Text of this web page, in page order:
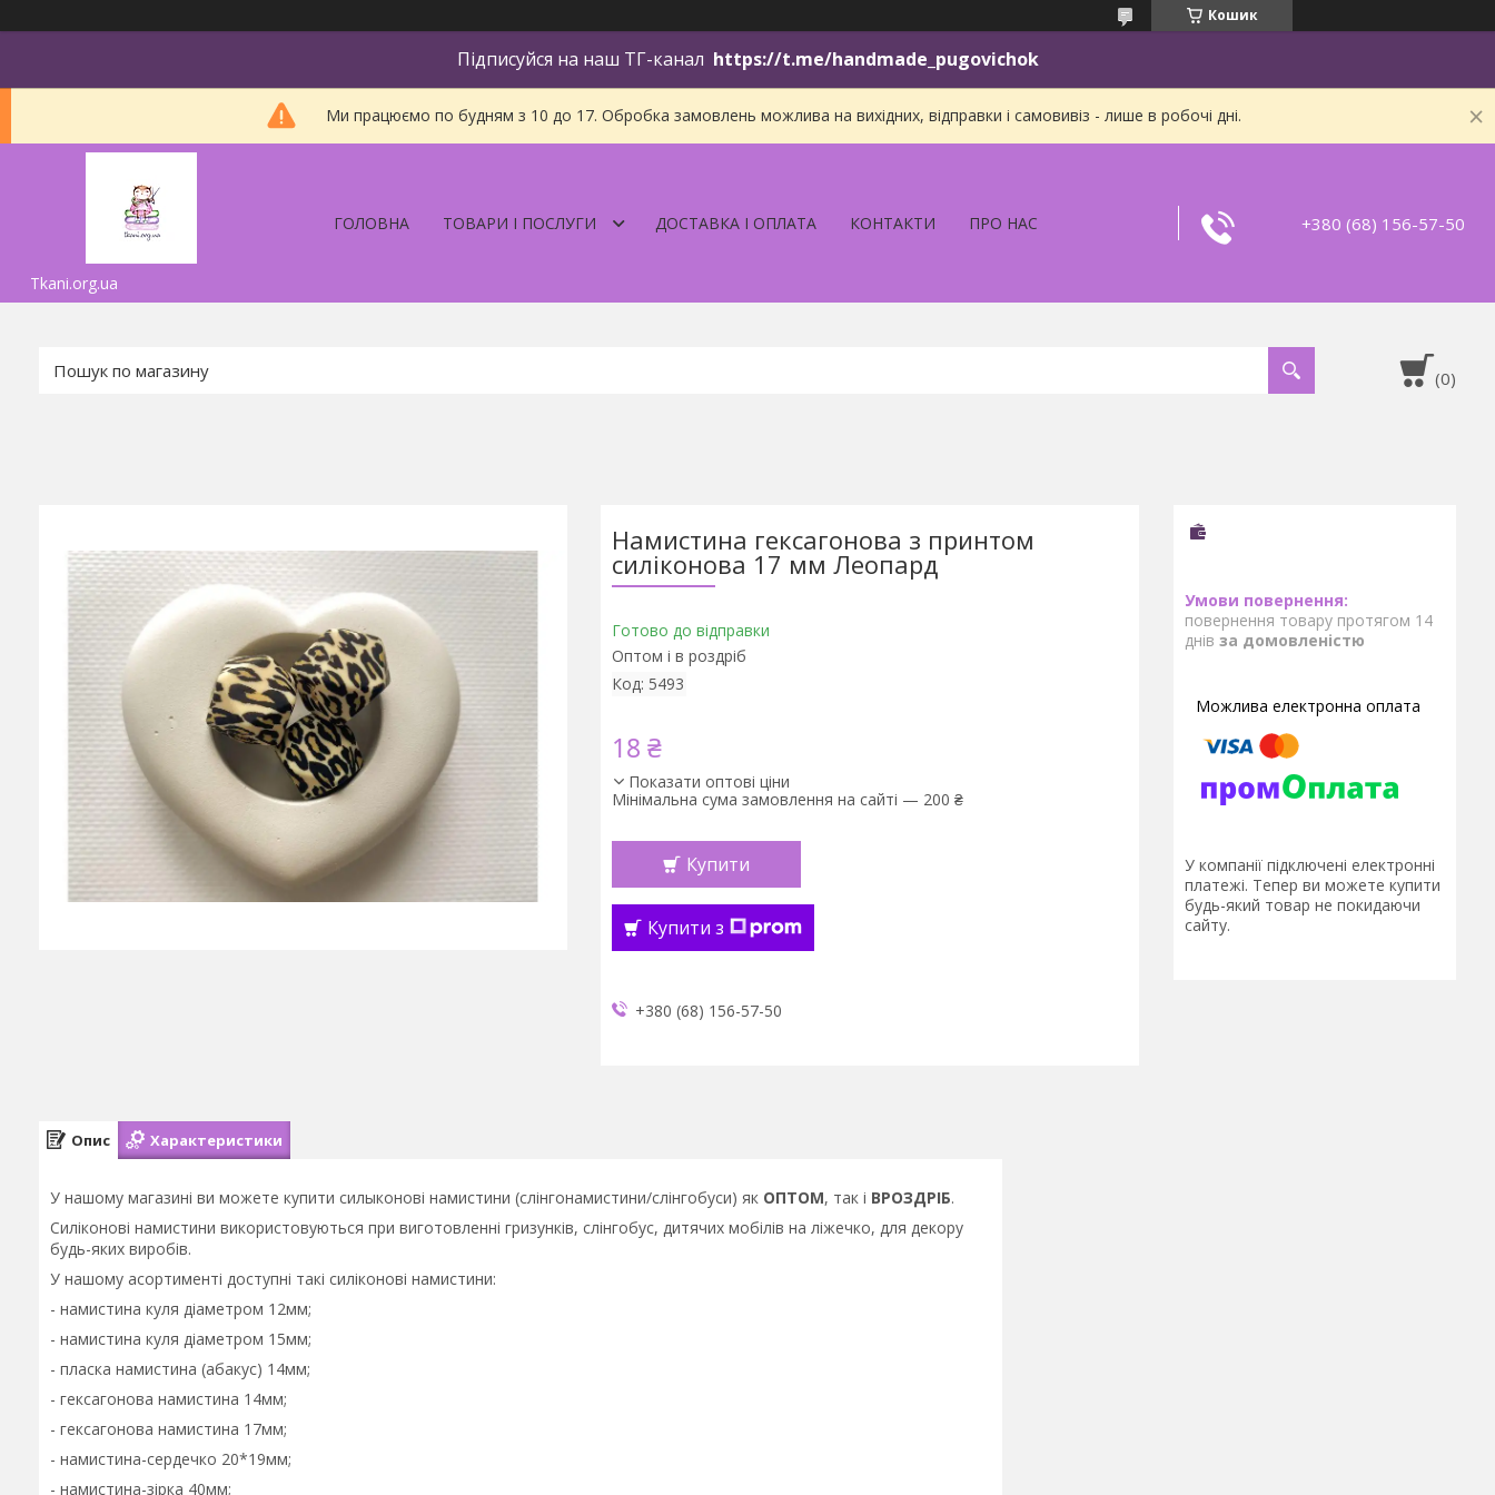
Кошик
Підписуйся на наш ТГ-канал https://t.me/handmade_pugovichok
Ми працюємо по будням з 10 до 17. Обробка замовлень можлива на вихідних, відправки і самовивіз - лише в робочі дні.
Tkani.org.ua
ГОЛОВНА ТОВАРИ І ПОСЛУГИ ДОСТАВКА І ОПЛАТА КОНТАКТИ ПРО НАС +380 (68) 156-57-50
Намистина гексагонова з принтом
силіконова 17 мм Леопард
Готово до відправки
Оптом і в роздріб
Код: 5493
18 ₴
Показати оптові ціни
Мінімальна сума замовлення на сайті — 200 ₴
Купити
Купити з
+380 (68) 156-57-50
повернення товару протягом 14
днів за домовленістю
У компанії підключені електронні
платежі. Тепер ви можете купити
будь-який товар не покидаючи
сайту.
Опис Характеристики
У нашому магазині ви можете купити силыконові намистини (слінгонамистини/слінгобуси) як ОПТОМ, так і ВРОЗДРІБ.
Силіконові намистини використовуються при виготовленні гризунків, слінгобус, дитячих мобілів на ліжечко, для декору
будь-яких виробів.
У нашому асортименті доступні такі силіконові намистини:
- намистина куля діаметром 12мм;
- намистина куля діаметром 15мм;
- пласка намистина (абакус) 14мм;
- гексагонова намистина 14мм;
- гексагонова намистина 17мм;
- намистина-сердечко 20*19мм;
- намистина-зірка 40мм;